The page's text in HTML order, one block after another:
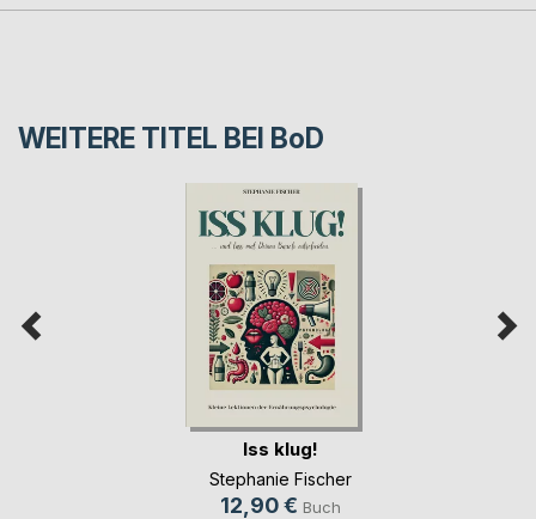
WEITERE TITEL BEI BoD
Iss klug!
Stephanie Fischer
12,90 € Buch